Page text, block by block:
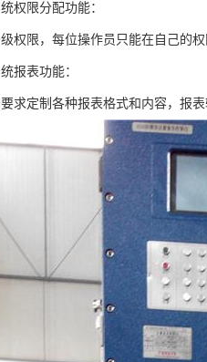
权限分配功能：
权限，每位操作员只能在自己的权
报表功能：
求定制各种报表格式和内容，报